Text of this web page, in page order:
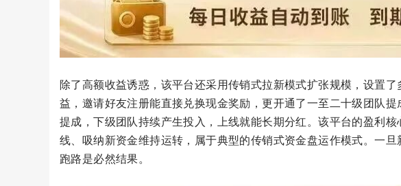
除了高额收益诱惑，该平台还采用传销式拉新模式扩张规模，设置
益，邀请好友注册能直接兑换现金奖励，更开通了一至二十级团队
提成，下级团队持续产生投入，上线就能长期分红。该平台的盈利
线、吸纳新资金维持运转，属于典型的传销式资金盘运作模式。一
跑路是必然结果。